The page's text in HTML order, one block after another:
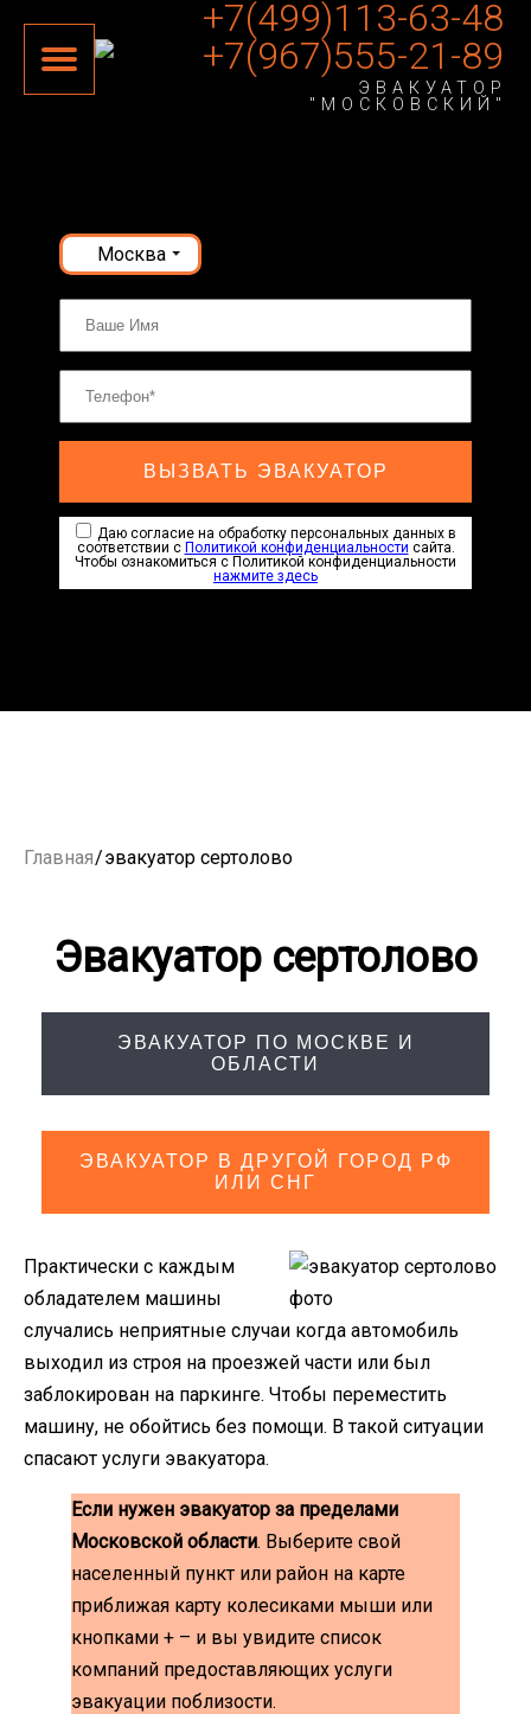
+7(499)113-63-48
+7(967)555-21-89
ЭВАКУАТОР
"МОСКОВСКИЙ"
Москва
ВЫЗВАТЬ ЭВАКУАТОР
Даю согласие на обработку персональных данных в
соответствии с Политикой конфиденциальности сайта.
Чтобы ознакомиться с Политикой конфиденциальности
нажмите здесь
Главная/эвакуатор сертолово
Эвакуатор сертолово
ЭВАКУАТОР ПО МОСКВЕ И
ОБЛАСТИ
ЭВАКУАТОР В ДРУГОЙ ГОРОД РФ
ИЛИ СНГ
Практически с каждым
обладателем машины
случались неприятные случаи когда автомобиль
выходил из строя на проезжей части или был
заблокирован на паркинге. Чтобы переместить
машину, не обойтись без помощи. В такой ситуации
спасают услуги эвакуатора.
Если нужен эвакуатор за пределами
Московской области. Выберите свой
населенный пункт или район на карте
приближая карту колесиками мыши или
кнопками + – и вы увидите список
компаний предоставляющих услуги
эвакуации поблизости.